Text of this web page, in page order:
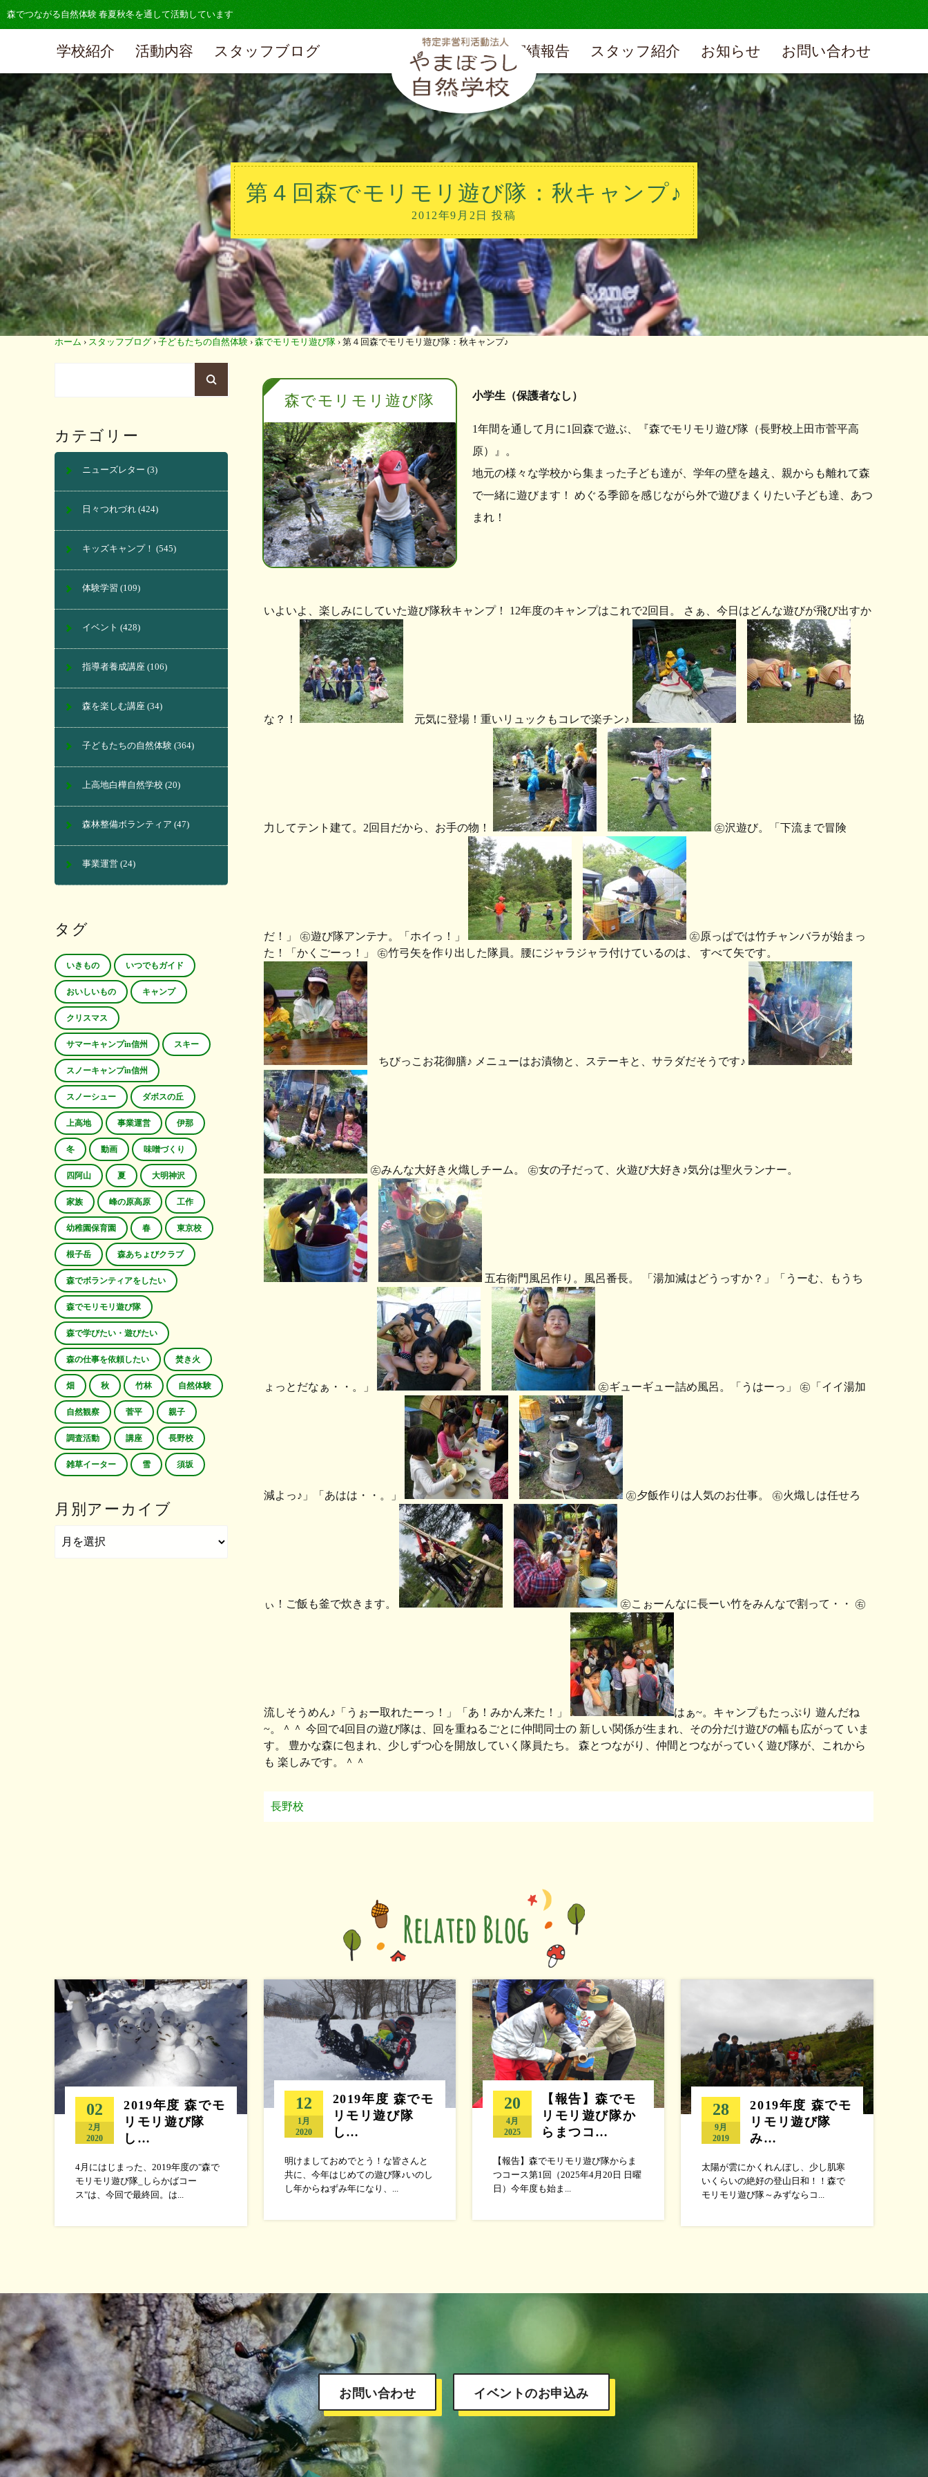
森でつながる自然体験 春夏秋冬を通して活動しています
学校紹介 活動内容 スタッフブログ 実績報告 スタッフ紹介 お知らせ お問い合わせ
第４回森でモリモリ遊び隊：秋キャンプ♪
2012年9月2日 投稿
ホーム › スタッフブログ › 子どもたちの自然体験 › 森でモリモリ遊び隊 › 第４回森でモリモリ遊び隊：秋キャンプ♪
森でモリモリ遊び隊 小学生（保護者なし）
1年間を通して月に1回森で遊ぶ、『森でモリモリ遊び隊（長野校上田市菅平高
原）』。
地元の様々な学校から集まった子ども達が、学年の壁を越え、親からも離れて森
で一緒に遊びます！ めぐる季節を感じながら外で遊びまくりたい子ども達、あつ
まれ！
いよいよ、楽しみにしていた遊び隊秋キャンプ！ 12年度のキャンプはこれで2回目。 さぁ、今日はどんな遊びが飛び出すか
な？！ 元気に登場！重いリュックもコレで楽チン♪ 協
力してテント建て。2回目だから、お手の物！ ㊧沢遊び。「下流まで冒険
だ！」 ㊨遊び隊アンテナ。「ホイっ！」
㊧原っぱでは竹チャンバラが始まっ
た！「かくごーっ！」 ㊨竹弓矢を作り出した隊員。腰にジャラジャラ付けているのは、 すべて矢です。
ちびっこお花御膳♪ メニューはお漬物と、ステーキと、サラダだそうです♪
㊧みんな大好き火熾しチーム。 ㊨女の子だって、火遊び大好き♪気分は聖火ランナー。
五右衛門風呂作り。風呂番長。 「湯加減はどうっすか？」「うーむ、もうち
ょっとだなぁ・・。」 ㊧ギューギュー詰め風呂。「うはーっ」 ㊨「イイ湯加
減よっ♪」「あはは・・。」 ㊧夕飯作りは人気のお仕事。 ㊨火熾しは任せろ
ぃ！ご飯も釜で炊きます。 ㊧こぉーんなに長ーい竹をみんなで割って・・ ㊨
流しそうめん♪「うぉー取れたーっ！」「あ！みかん来た！」
はぁ~。キャンプもたっぷり 遊んだね
~。＾＾ 今回で4回目の遊び隊は、回を重ねるごとに仲間同士の 新しい関係が生まれ、その分だけ遊びの幅も広がって いま
す。 豊かな森に包まれ、少しずつ心を開放していく隊員たち。 森とつながり、仲間とつながっていく遊び隊が、これから
も 楽しみです。＾＾
長野校
カテゴリー
ニューズレター (3)
日々つれづれ (424)
キッズキャンプ！ (545)
体験学習 (109)
イベント (428)
指導者養成講座 (106)
森を楽しむ講座 (34)
子どもたちの自然体験 (364)
上高地白樺自然学校 (20)
森林整備ボランティア (47)
事業運営 (24)
タグ
いきもの いつでもガイド
おいしいもの キャンプ
クリスマス
サマーキャンプin信州 スキー
スノーキャンプin信州
スノーシュー ダボスの丘
上高地 事業運営 伊那
冬 動画 味噌づくり
四阿山 夏 大明神沢
家族 峰の原高原 工作
幼稚園保育園 春 東京校
根子岳 森あちょびクラブ
森でボランティアをしたい
森でモリモリ遊び隊
森で学びたい・遊びたい
森の仕事を依頼したい 焚き火
畑 秋 竹林 自然体験
自然観察 菅平 親子
調査活動 講座 長野校
雑草イーター 雪 須坂
月別アーカイブ
02
2月
2020
2019年度 森でモ
リモリ遊び隊
し…
4月にはじまった、2019年度の"森で
モリモリ遊び隊_しらかばコー
ス"は、今回で最終回。は...
12
1月
2020
2019年度 森でモ
リモリ遊び隊
し…
明けましておめでとう！な皆さんと
共に、今年はじめての遊び隊♪いのし
し年からねずみ年になり、...
20
4月
2025
【報告】森でモ
リモリ遊び隊か
らまつコ…
【報告】森でモリモリ遊び隊からま
つコース第1回（2025年4月20日 日曜
日）今年度も始ま...
28
9月
2019
2019年度 森でモ
リモリ遊び隊
み…
太陽が雲にかくれんぼし、少し肌寒
いくらいの絶好の登山日和！！森で
モリモリ遊び隊～みずならコ...
お問い合わせ イベントのお申込み